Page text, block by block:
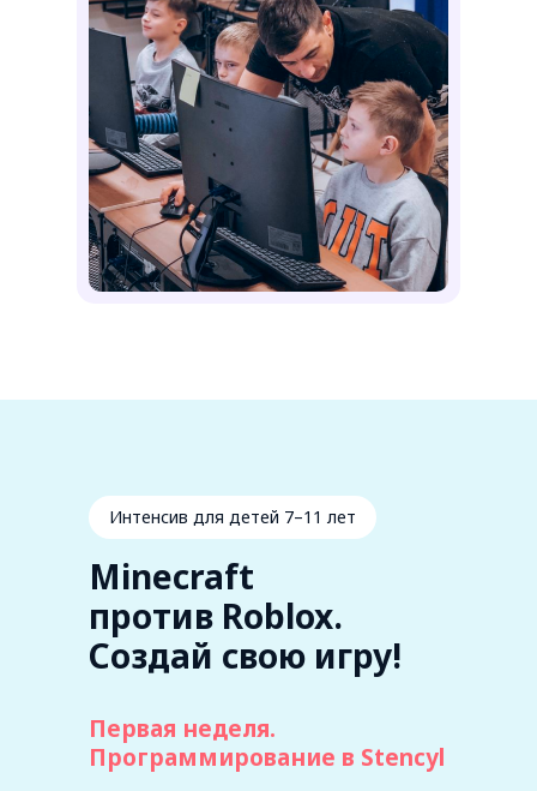
Minecraft против
Roblox. Создай свою
игру!
Первая неделя.
Программирование в Stencyl
Интенсив для детей 7–11 лет
Minecraft
против Roblox.
Создай свою игру!